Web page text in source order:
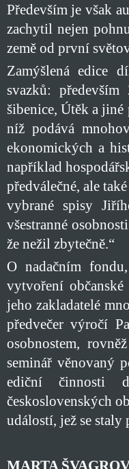
Především je však
zachytil nejen
země od první
Zamýšlená edice
svazků:
šibenice, Útěk a
níž podává
ekonomických a
například
předválečné, ale
vybrané spisy
všestranné
že nežil zbytečně.“
O nadačním
vytvoření
jeho zakladatelé
předvečer výročí
osobnostem,
seminář věnovaný
ediční činnosti
československých
událostí, jež se
MARTA